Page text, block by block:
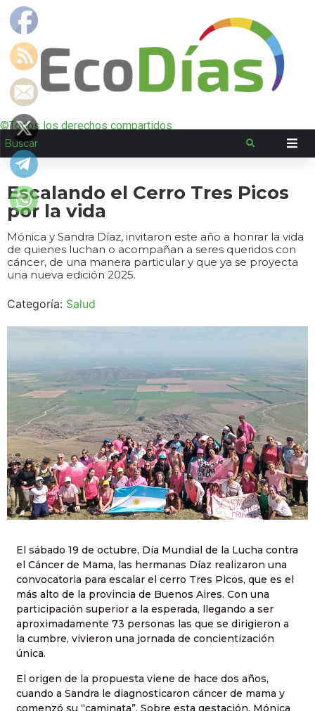
©Todos los derechos compartidos
Escalando el Cerro Tres Picos
por la vida
Mónica y Sandra Díaz, invitaron este año a honrar la vida
de quienes luchan o acompañan a seres queridos con
cáncer, de una manera particular y que ya se proyecta
una nueva edición 2025.
Categoría: Salud
El sábado 19 de octubre, Día Mundial de la Lucha contra
el Cáncer de Mama, las hermanas Díaz realizaron una
convocatoria para escalar el cerro Tres Picos, que es el
más alto de la provincia de Buenos Aires. Con una
participación superior a la esperada, llegando a ser
aproximadamente 73 personas las que se dirigieron a
la cumbre, vivieron una jornada de concientización
única.
El origen de la propuesta viene de hace dos años,
cuando a Sandra le diagnosticaron cáncer de mama y
comenzó su “caminata”. Sobre esta gestación, Mónica